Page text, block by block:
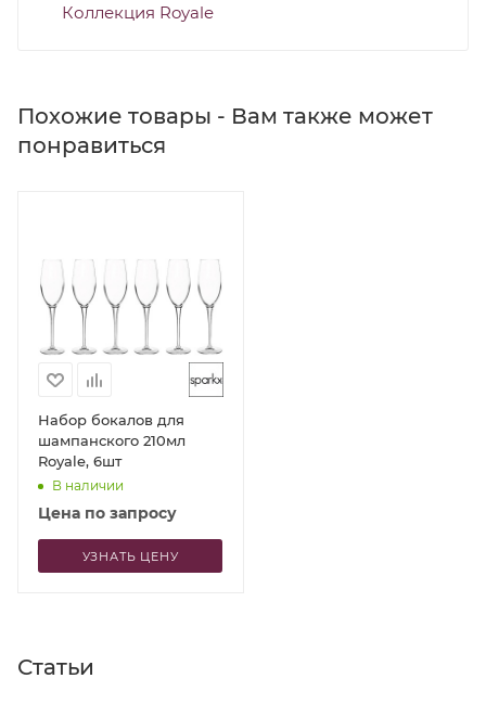
Коллекция Royale
Похожие товары - Вам также может
понравиться
Набор бокалов для
шампанского 210мл
Royale, 6шт
В наличии
Цена по запросу
УЗНАТЬ ЦЕНУ
Статьи